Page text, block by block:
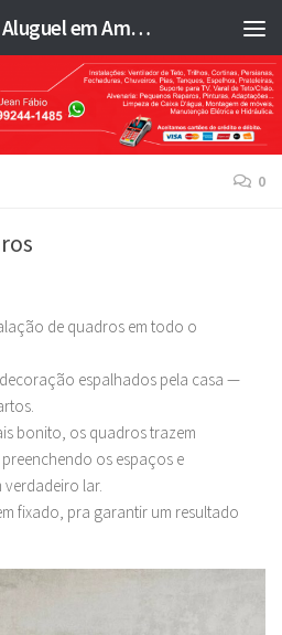
Jean Fabio - Marido de Aluguel em Americana SP e região - JFMA
0
de quadros em todo o
espalhados pela casa —
bonito, os quadros trazem
os espaços e
lar.
fixado, pra garantir um resultado